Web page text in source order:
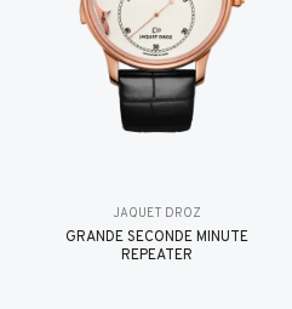
JAQUET DROZ
GRANDE SECONDE MINUTE
REPEATER